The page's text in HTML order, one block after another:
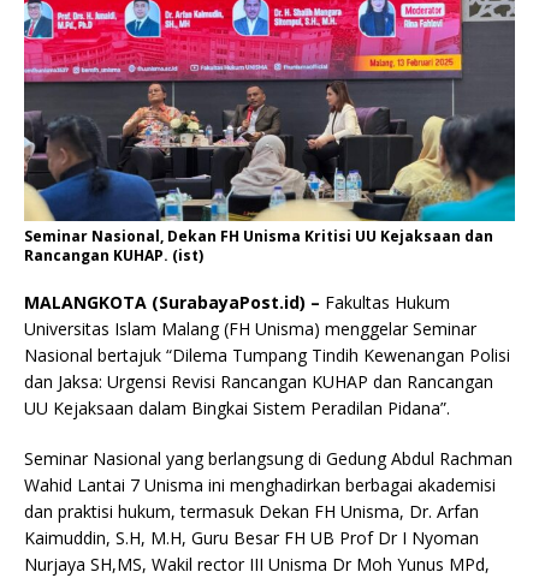
Seminar Nasional, Dekan FH Unisma Kritisi UU Kejaksaan dan
Rancangan KUHAP. (ist)
MALANGKOTA (SurabayaPost.id) – Fakultas Hukum
Universitas Islam Malang (FH Unisma) menggelar Seminar
Nasional bertajuk “Dilema Tumpang Tindih Kewenangan Polisi
dan Jaksa: Urgensi Revisi Rancangan KUHAP dan Rancangan
UU Kejaksaan dalam Bingkai Sistem Peradilan Pidana”.
Seminar Nasional yang berlangsung di Gedung Abdul Rachman
Wahid Lantai 7 Unisma ini menghadirkan berbagai akademisi
dan praktisi hukum, termasuk Dekan FH Unisma, Dr. Arfan
Kaimuddin, S.H, M.H, Guru Besar FH UB Prof Dr I Nyoman
Nurjaya SH,MS, Wakil rector III Unisma Dr Moh Yunus MPd,